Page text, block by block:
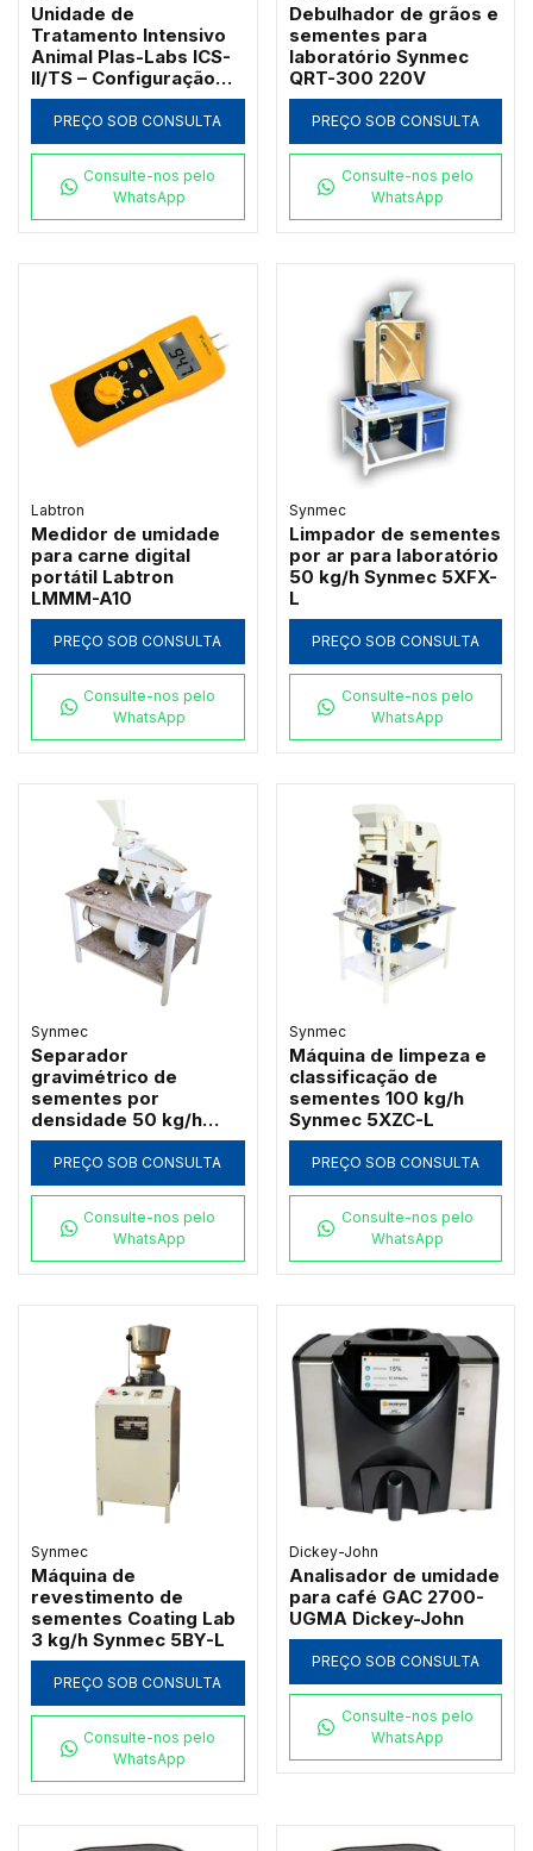
Unidade de
Tratamento Intensivo
Animal Plas-Labs ICS-
II/TS – Configuração
Horizontal para
Grandes Portes
PREÇO SOB CONSULTA
Consulte-nos pelo
WhatsApp
Debulhador de grãos e
sementes para
laboratório Synmec
QRT-300 220V
PREÇO SOB CONSULTA
Consulte-nos pelo
WhatsApp
Labtron
Medidor de umidade
para carne digital
portátil Labtron
LMMM-A10
PREÇO SOB CONSULTA
Consulte-nos pelo
WhatsApp
Synmec
Limpador de sementes
por ar para laboratório
50 kg/h Synmec 5XFX-
L
PREÇO SOB CONSULTA
Consulte-nos pelo
WhatsApp
Synmec
Separador
gravimétrico de
sementes por
densidade 50 kg/h
Synmec 5XZ-L
PREÇO SOB CONSULTA
Consulte-nos pelo
WhatsApp
Synmec
Máquina de limpeza e
classificação de
sementes 100 kg/h
Synmec 5XZC-L
PREÇO SOB CONSULTA
Consulte-nos pelo
WhatsApp
Synmec
Máquina de
revestimento de
sementes Coating Lab
3 kg/h Synmec 5BY-L
PREÇO SOB CONSULTA
Consulte-nos pelo
WhatsApp
Dickey-John
Analisador de umidade
para café GAC 2700-
UGMA Dickey-John
PREÇO SOB CONSULTA
Consulte-nos pelo
WhatsApp